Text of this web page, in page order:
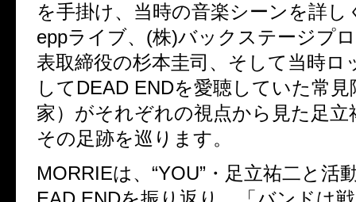
を手掛け、当時の音楽シーンを詳し
eppライブ、(株)バックステージプ
表取締役の杉本圭司、そして当時ロ
してDEAD ENDを愛聴していた常見
家）がそれぞれの視点から見た足立
その足跡を巡ります。
MORRIEは、“YOU”・足立祐二と活